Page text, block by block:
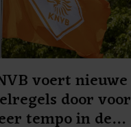
voert nieuwe
door voor
tempo in de